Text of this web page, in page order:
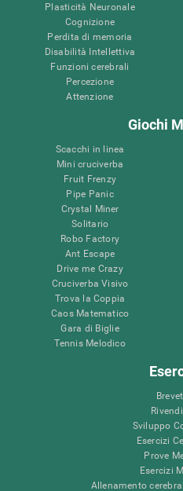
Plasticità Neuronale
Cognizione
Perdita di memoria
Disabilità Intellettiva
Funzioni cerebrali
Percezione
Attenzione
Giochi
Scacchi in linea
Mini cruciverba
Fruit Frenzy
Pipe Panic
Crystal Miner
Solitario
Robo Factory
Ant Escape
Drive me Crazy
Cruciverba Visivo
Trova la Coppia
Caos Matematico
Gara di Biglie
Tennis Melodico
Sviluppo
Esercizi
Prove
Esercizi
Allenamento